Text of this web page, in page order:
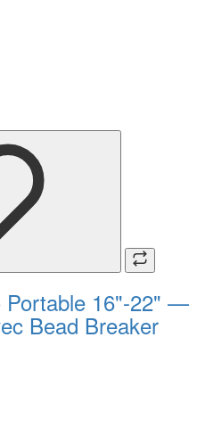
Portable 16"-22" —
Bead Breaker